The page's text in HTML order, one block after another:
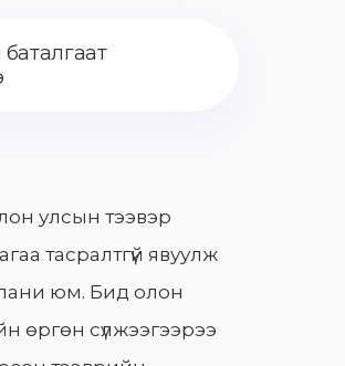
улсын тээвэр
тасралтгүй явуулж
юм. Бид олон
өргөн сүлжээгээрээ